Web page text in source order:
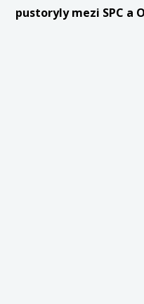
pustoryly mezi SPC a